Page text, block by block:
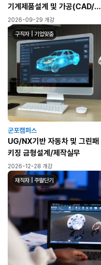
기계제품설계 및 가공(CAD/마
스터캠/3D모델
링/MCT/CNC)
2026-09-29 개강
구직자 | 기업맞춤
군포캠퍼스
UG/NX기반 자동차 및 그린패
키징 금형설계/제작실무
2026-12-28 개강
재직자 | 주말단기